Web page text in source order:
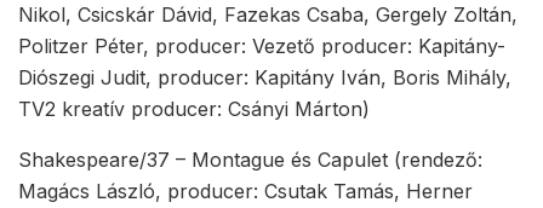
Nikol, Csicskár Dávid, Fazekas Csaba, Gergely Zoltán,
Politzer Péter, producer: Vezető producer: Kapitány-
Diószegi Judit, producer: Kapitány Iván, Boris Mihály,
TV2 kreatív producer: Csányi Márton)
Shakespeare/37 – Montague és Capulet (rendező:
Magács László, producer: Csutak Tamás, Herner